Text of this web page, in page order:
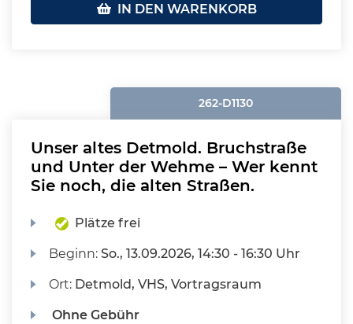
IN DEN WARENKORB
262-D1130
Unser altes Detmold. Bruchstraße
und Unter der Wehme – Wer kennt
Sie noch, die alten Straßen.
Plätze frei
Beginn:So., 13.09.2026, 14:30 - 16:30 Uhr
Ort: Detmold, VHS, Vortragsraum
Ohne Gebühr